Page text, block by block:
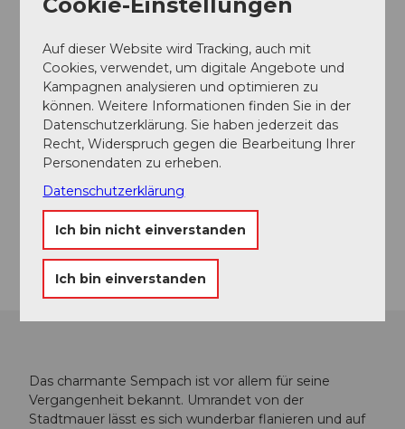
Alle Veranstaltungen in der Region
Sempachersee
Das charmante Sempach ist vor allem für seine
Vergangenheit bekannt. Umrandet von der
Stadtmauer lässt es sich wunderbar flanieren und auf
Auf dieser Website wird Tracking, auch mit
Cookies, verwendet, um digitale Angebote und
Kampagnen analysieren und optimieren zu
können. Weitere Informationen finden Sie in der
Datenschutzerklärung. Sie haben jederzeit das
Recht, Widerspruch gegen die Bearbeitung Ihrer
Personendaten zu erheben.
Datenschutzerklärung
Ich bin nicht einverstanden
Ich bin einverstanden